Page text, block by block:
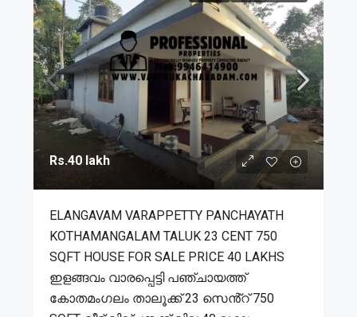
Rs.40 lakh
ELANGAVAM VARAPPETTY PANCHAYATH
KOTHAMANGALAM TALUK 23 CENT 750
SQFT HOUSE FOR SALE PRICE 40 LAKHS
ഇളങ്ങവം വാരപ്പെട്ടി പഞ്ചായത്ത്
കോതമംഗലം താലൂക്ക് 23 സെൻ്റ് 750